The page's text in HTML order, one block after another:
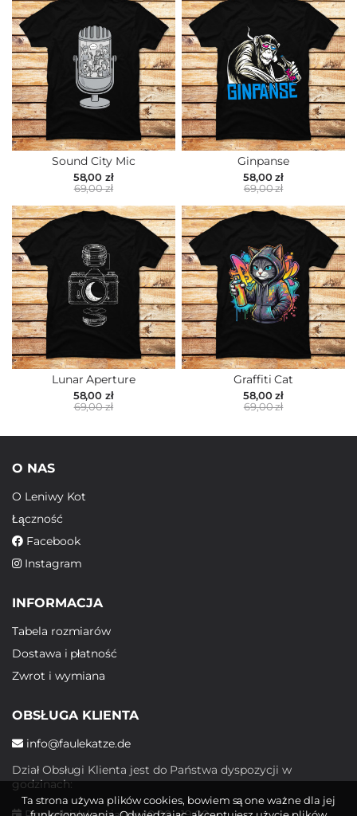
Sound City Mic
58,00 zł
69,00 zł
Ginpanse
58,00 zł
69,00 zł
Lunar Aperture
58,00 zł
69,00 zł
Graffiti Cat
58,00 zł
69,00 zł
O NAS
O Leniwy Kot
Łączność
Facebook
Instagram
INFORMACJA
Tabela rozmiarów
Dostawa i płatność
Zwrot i wymiana
OBSŁUGA KLIENTA
info@faulekatze.de
Dział Obsługi Klienta jest do Państwa dyspozycji w
godzinach:
Ta strona używa plików cookies, bowiem są one ważne dla jej